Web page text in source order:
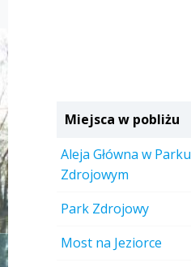
Miejsca w pobliżu
Aleja Główna w Parku
Zdrojowym
Park Zdrojowy
Most na Jeziorce